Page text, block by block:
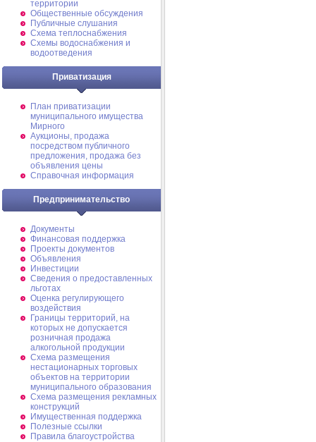
территории
Общественные обсуждения
Публичные слушания
Схема теплоснабжения
Схемы водоснабжения и
водоотведения
Приватизация
План приватизации
муниципального имущества
Мирного
Аукционы, продажа
посредством публичного
предложения, продажа без
объявления цены
Справочная информация
Предпринимательство
Документы
Финансовая поддержка
Проекты документов
Объявления
Инвестиции
Сведения о предоставленных
льготах
Оценка регулирующего
воздействия
Границы территорий, на
которых не допускается
розничная продажа
алкогольной продукции
Схема размещения
нестационарных торговых
объектов на территории
муниципального образования
Схема размещения рекламных
конструкций
Имущественная поддержка
Полезные ссылки
Правила благоустройства